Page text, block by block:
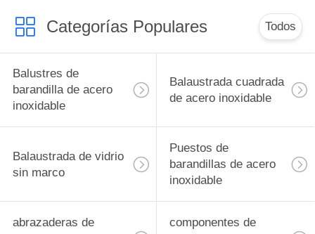
Categorías Populares Todos
Balustres de
barandilla de acero
inoxidable
Balaustrada cuadrada
de acero inoxidable
Balaustrada de vidrio
sin marco
Puestos de
barandillas de acero
inoxidable
abrazaderas de
componentes de